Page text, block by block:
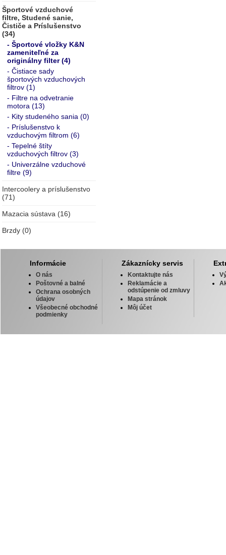
Športové vzduchové
filtre, Studené sanie,
Čističe a Príslušenstvo
(34)
- Športové vložky K&N
zameniteľné za
originálny filter (4)
- Čistiace sady
športových vzduchových
filtrov (1)
- Filtre na odvetranie
motora (13)
- Kity studeného sania (0)
- Príslušenstvo k
vzduchovým filtrom (6)
- Tepelné štíty
vzduchových filtrov (3)
- Univerzálne vzduchové
filtre (9)
Intercoolery a príslušenstvo
(71)
Mazacia sústava (16)
Brzdy (0)
Informácie
O nás
Poštovné a balné
Ochrana osobných
údajov
Všeobecné obchodné
podmienky
Zákaznícky servis
Kontaktujte nás
Reklamácie a
odstúpenie od zmluvy
Mapa stránok
Môj účet